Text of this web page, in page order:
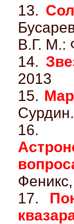
13.
В.Г. М.:
14.
2013
15.
17.